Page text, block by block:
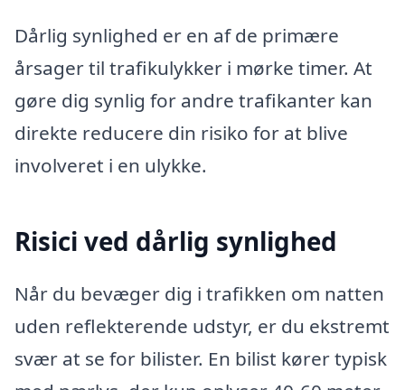
Dårlig synlighed er en af de primære
årsager til trafikulykker i mørke timer. At
gøre dig synlig for andre trafikanter kan
direkte reducere din risiko for at blive
involveret i en ulykke.
Risici ved dårlig synlighed
Når du bevæger dig i trafikken om natten
uden reflekterende udstyr, er du ekstremt
svær at se for bilister. En bilist kører typisk